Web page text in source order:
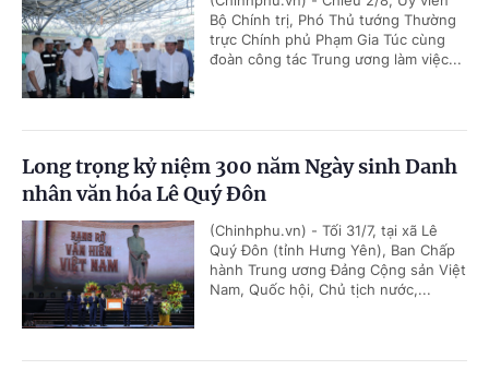
Bộ Chính trị, Phó Thủ tướng Thường
trực Chính phủ Phạm Gia Túc cùng
đoàn công tác Trung ương làm việc...
Long trọng kỷ niệm 300 năm Ngày sinh Danh
nhân văn hóa Lê Quý Đôn
(Chinhphu.vn) - Tối 31/7, tại xã Lê
Quý Đôn (tỉnh Hưng Yên), Ban Chấp
hành Trung ương Đảng Cộng sản Việt
Nam, Quốc hội, Chủ tịch nước,...